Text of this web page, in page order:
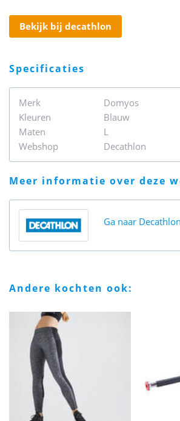
bekijk bij decathlon
specificaties
Merk
Domyos
Kleuren
Blauw
Maten
L
Webshop
Decathlon
meer informatie over deze
Ga naar Decathlon
andere kochten ook: